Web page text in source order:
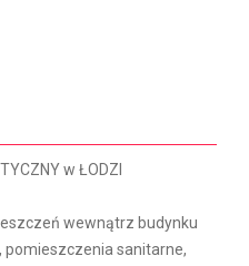
w ŁODZI
wewnątrz budynku
pomieszczenia sanitarne,